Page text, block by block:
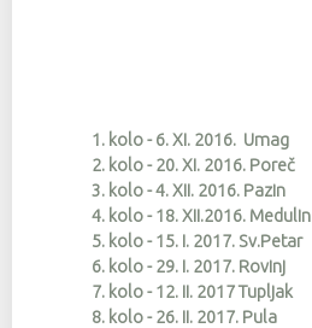
1. kolo - 6. XI. 2016. Umag
2. kolo - 20. XI. 2016. Poreč
3. kolo - 4. XII. 2016. Pazin
4. kolo - 18. XII.2016. Medulin
5. kolo - 15. I. 2017. Sv.Petar
6. kolo - 29. I. 2017. Rovinj
7. kolo - 12. II. 2017 Tupljak
8. kolo - 26. II. 2017. Pula